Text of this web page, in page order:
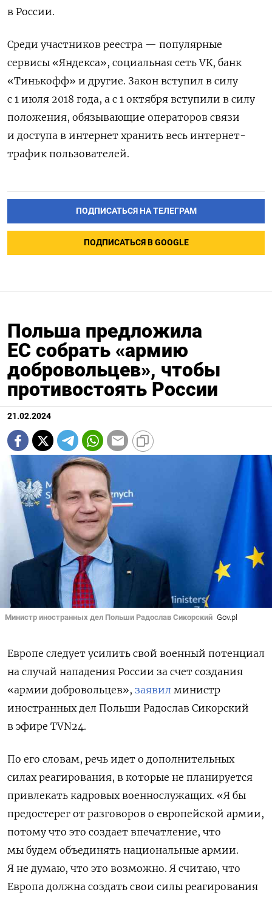
в России.
Среди участников реестра — популярные
сервисы «Яндекса», социальная сеть VK, банк
«Тинькофф» и другие. Закон вступил в силу
с 1 июля 2018 года, а с 1 октября вступили в силу
положения, обязывающие операторов связи
и доступа в интернет хранить весь интернет-
трафик пользователей.
ПОДПИСАТЬСЯ НА ТЕЛЕГРАМ
ПОДПИСАТЬСЯ В GOOGLE
Польша предложила
ЕС собрать «армию
добровольцев», чтобы
противостоять России
21.02.2024
Министр иностранных дел Польши Радослав Сикорский Gov.pl
Европе следует усилить свой военный потенциал
на случай нападения России за счет создания
«армии добровольцев», заявил министр
иностранных дел Польши Радослав Сикорский
в эфире TVN24.
По его словам, речь идет о дополнительных
силах реагирования, в которые не планируется
привлекать кадровых военнослужащих. «Я бы
предостерег от разговоров о европейской армии,
потому что это создает впечатление, что
мы будем объединять национальные армии.
Я не думаю, что это возможно. Я считаю, что
Европа должна создать свои силы реагирования